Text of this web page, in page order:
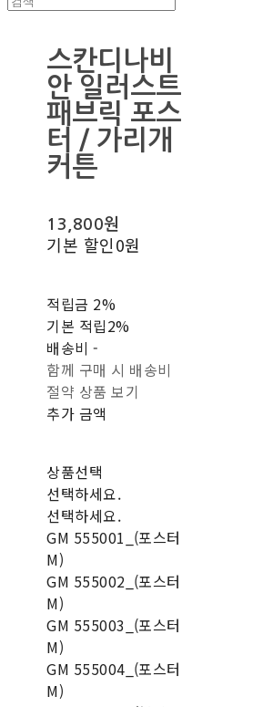
스칸디나비
안 일러스트
패브릭 포스
터 / 가리개
커튼
13,800원
기본 할인0원
적립금 2%
기본 적립2%
배송비-
함께 구매 시 배송비
절약 상품 보기
추가 금액
상품선택
선택하세요.
선택하세요.
GM 555001_(포스터
M)
GM 555002_(포스터
M)
GM 555003_(포스터
M)
GM 555004_(포스터
M)